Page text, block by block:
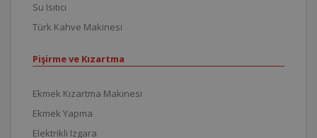
Su Isıtıcı
Türk Kahve Makinesi
Pişirme ve Kızartma
Ekmek Kızartma Makinesi
Ekmek Yapma
Elektrikli Izgara